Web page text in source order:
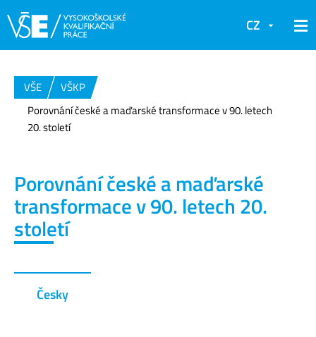
CZ
VŠE
VŠKP
Porovnání české a maďarské transformace v 90. letech
20. století
Porovnání české a maďarské
transformace v 90. letech 20.
století
Česky